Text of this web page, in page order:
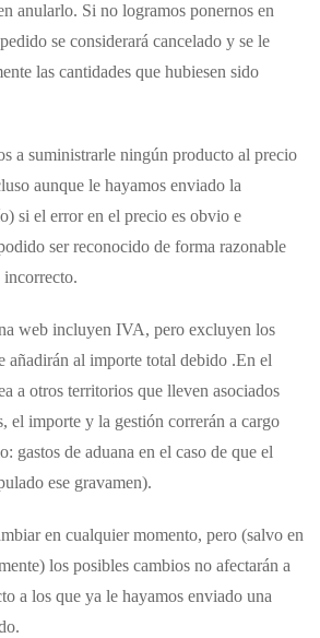
anularlo. Si no logramos ponernos en
se considerará cancelado y se le
las cantidades que hubiesen sido
a suministrarle ningún producto al precio
aunque le hayamos enviado la
si el error en el precio es obvio e
ser reconocido de forma razonable
web incluyen IVA, pero excluyen los
añadirán al importe total debido .En el
a otros territorios que lleven asociados
el importe y la gestión correrán a cargo
gastos de aduana en el caso de que el
ese gravamen).
en cualquier momento, pero (salvo en
los posibles cambios no afectarán a
a los que ya le hayamos enviado una